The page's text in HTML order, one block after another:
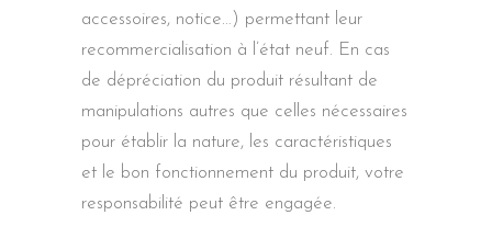
accessoires, notice…) permettant leur
recommercialisation à l’état neuf. En cas
de dépréciation du produit résultant de
manipulations autres que celles nécessaires
pour établir la nature, les caractéristiques
et le bon fonctionnement du produit, votre
responsabilité peut être engagée.